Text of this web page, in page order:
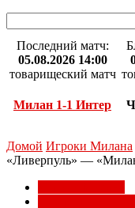
Последний матч:
05.08.2026 14:00
товарищеский матч
Милан 1-1 Интер
Домой Игроки Милана
«Ливерпуль» —